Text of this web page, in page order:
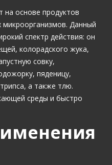
основе продуктов
Данный
спектр действия: он
колорадского жука,
совку,
пяденицу,
а также тлю.
среды и быстро